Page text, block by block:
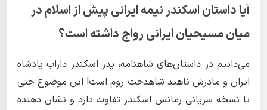
آیا داستان اسکندر نیمه ایرانی پیش از اسلام در
میان مسیحیان ایرانی رواج داشته است؟
می‌دانیم در داستان‌های شاهنامه، پدر اسکندر داراب پادشاه
ایران و مادرش ناهید شاهدخت روم است! این موضوع حتی
با نسخه سریانی رمانس اسکندر تفاوت دارد و نشان دهنده